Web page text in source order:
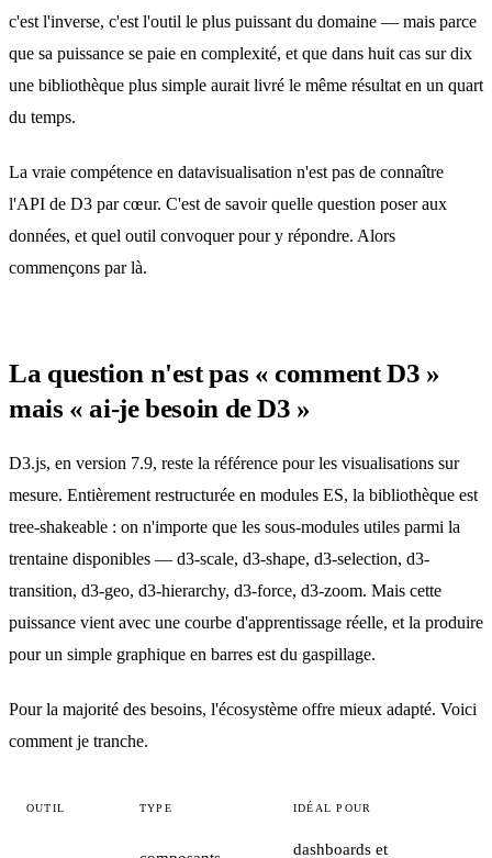
c'est l'inverse, c'est l'outil le plus puissant du domaine — mais parce
que sa puissance se paie en complexité, et que dans huit cas sur dix
une bibliothèque plus simple aurait livré le même résultat en un quart
du temps.
La vraie compétence en datavisualisation n'est pas de connaître
l'API de D3 par cœur. C'est de savoir quelle question poser aux
données, et quel outil convoquer pour y répondre. Alors
commençons par là.
La question n'est pas « comment D3 »
mais « ai-je besoin de D3 »
D3.js, en version 7.9, reste la référence pour les visualisations sur
mesure. Entièrement restructurée en modules ES, la bibliothèque est
tree-shakeable : on n'importe que les sous-modules utiles parmi la
trentaine disponibles — d3-scale, d3-shape, d3-selection, d3-
transition, d3-geo, d3-hierarchy, d3-force, d3-zoom. Mais cette
puissance vient avec une courbe d'apprentissage réelle, et la produire
pour un simple graphique en barres est du gaspillage.
Pour la majorité des besoins, l'écosystème offre mieux adapté. Voici
comment je tranche.
OUTIL TYPE IDÉAL POUR
dashboards et